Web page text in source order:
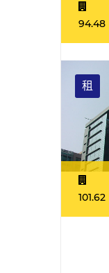
94.48
租
101.62